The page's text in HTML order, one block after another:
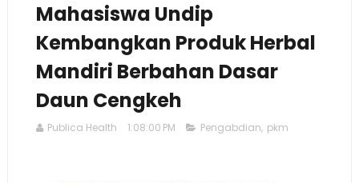
Mahasiswa Undip
Kembangkan Produk Herbal
Mandiri Berbahan Dasar
Daun Cengkeh
Publica Health 1:08:00 PM Pengabdian, pkm